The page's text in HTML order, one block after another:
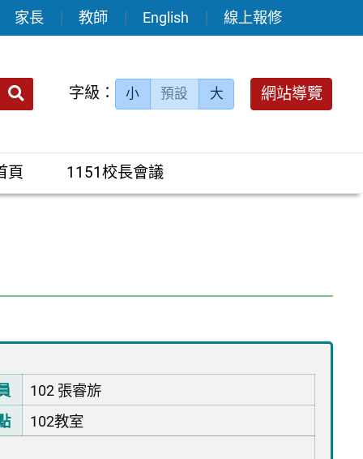
家長 教師 English 線上報修
送出 字級： 小 預設 大 網站導覽
頁 1151校長會議
102 張睿旂
102教室